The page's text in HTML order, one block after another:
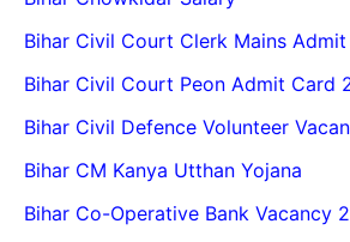
Bihar Civil Court Clerk Mains
Bihar Civil Court Peon Admit Card
Bihar Civil Defence Volunteer
Bihar CM Kanya Utthan Yojana
Bihar Co-Operative Bank Vacancy